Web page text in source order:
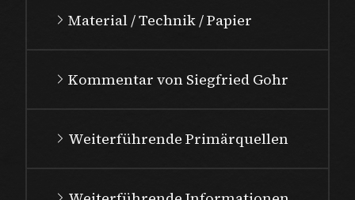
Material / Technik / Papier
Kommentar von Siegfried Gohr
Weiterführende Primärquellen